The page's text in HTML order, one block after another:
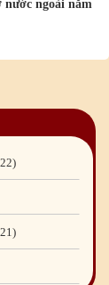
nước ngoài năm